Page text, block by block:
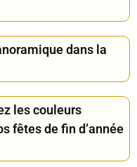
dans la
les couleurs
fêtes de fin d’année